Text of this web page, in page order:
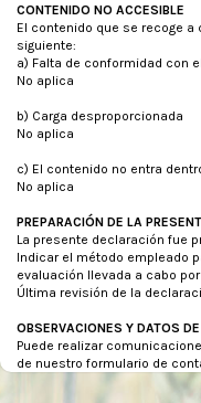
CONTENIDO NO ACCESIBLE
El contenido que se recoge
siguiente:
a) Falta de conformidad con el
No aplica
b) Carga desproporcionada
No aplica
c) El contenido no entra
No aplica
PREPARACIÓN DE LA
La presente declaración fue
Indicar el método empleado
evaluación llevada a cabo por
Última revisión de la
OBSERVACIONES Y DATOS
Puede realizar
de nuestro formulario de